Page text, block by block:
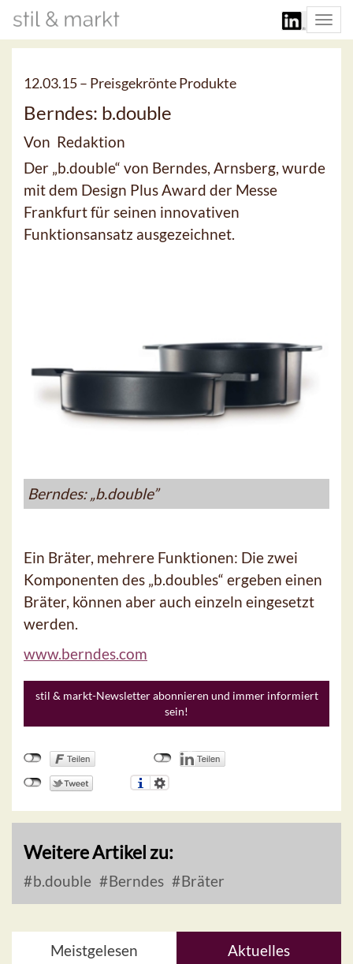
12.03.15 – Preisgekrönte Produkte
Berndes: b.double
Von Redaktion
Der „b.double“ von Berndes, Arnsberg, wurde
mit dem Design Plus Award der Messe
Frankfurt für seinen innovativen
Funktionsansatz ausgezeichnet.
Berndes: „b.double”
Ein Bräter, mehrere Funktionen: Die zwei
Komponenten des „b.doubles“ ergeben einen
Bräter, können aber auch einzeln eingesetzt
werden.
www.berndes.com
stil & markt-Newsletter abonnieren und immer informiert
sein!
Weitere Artikel zu:
b.double Berndes Bräter
Meistgelesen Aktuelles